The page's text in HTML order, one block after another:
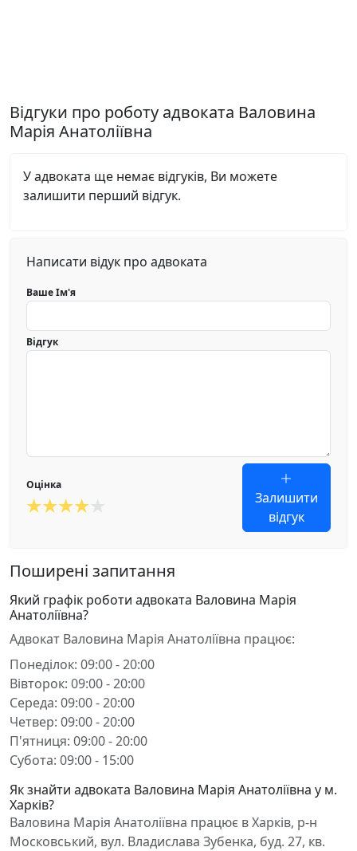
Відгуки про роботу адвоката Валовина
Марія Анатоліївна
У адвоката ще немає відгуків, Ви можете
залишити перший відгук.
Написати відук про адвоката
Ваше Ім'я
Відгук
Оцінка
Залишити
відгук
Поширені запитання
Який графік роботи адвоката Валовина Марія
Анатоліївна?
Адвокат Валовина Марія Анатоліївна працює:
Понеділок: 09:00 - 20:00
Вівторок: 09:00 - 20:00
Середа: 09:00 - 20:00
Четвер: 09:00 - 20:00
П'ятниця: 09:00 - 20:00
Субота: 09:00 - 15:00
Як знайти адвоката Валовина Марія Анатоліївна у м.
Харків?
Валовина Марія Анатоліївна працює в Харків, р-н
Московський, вул. Владислава Зубенка, буд. 27, кв.